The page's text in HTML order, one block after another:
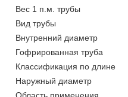
Вес 1 п.м. трубы
Вид трубы
Внутренний диаметр
Гофрированная труба
Классификация по длине
Наружный диаметр
Область применения